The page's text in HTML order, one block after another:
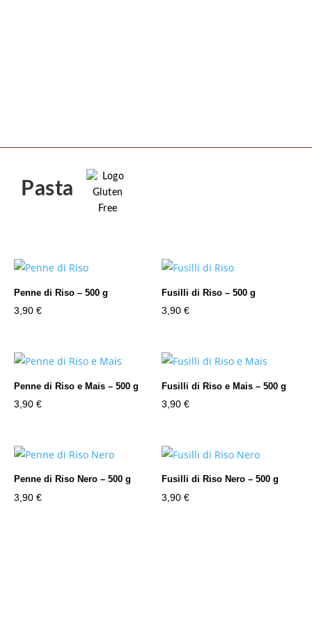
Pasta
Penne di Riso – 500 g
3,90 €
Fusilli di Riso – 500 g
3,90€
Penne di Riso e Mais – 500 g
3,90 €
Fusilli di Riso e Mais – 500 g
3,90€
Penne di Riso Nero – 500 g
3,90 €
Fusilli di Riso Nero – 500 g
3,90€